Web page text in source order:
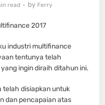
read by Ferry
industri multifinance
tentunya telah
ingin diraih ditahun ini.
telah disiapkan untuk
dan pencapaian atas